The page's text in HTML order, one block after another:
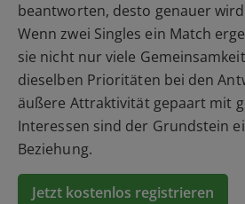
beantworten, desto genauer
Wenn zwei Singles ein Match
sie nicht nur viele
dieselben Prioritäten bei den
äußere Attraktivität gepaart mit
Interessen sind der Grundstein
Beziehung.
Jetzt kostenlos registrieren